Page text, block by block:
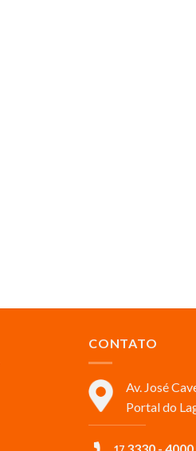
CONTATO
Av. José
Portal do